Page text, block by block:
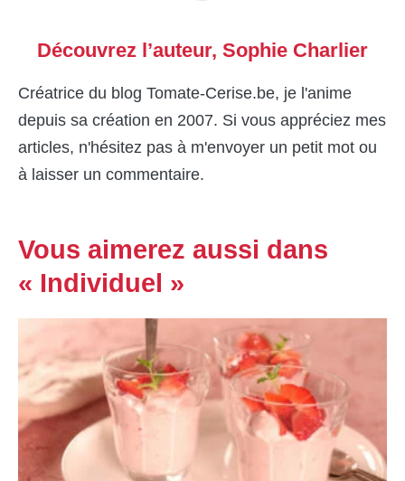
Découvrez l’auteur, Sophie Charlier
Créatrice du blog Tomate-Cerise.be, je l'anime
depuis sa création en 2007. Si vous appréciez mes
articles, n'hésitez pas à m'envoyer un petit mot ou
à laisser un commentaire.
Vous aimerez aussi dans
« Individuel »